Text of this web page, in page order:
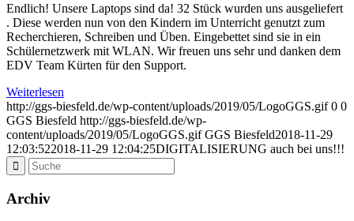
Endlich! Unsere Laptops sind da! 32 Stück wurden uns ausgeliefert
. Diese werden nun von den Kindern im Unterricht genutzt zum
Recherchieren, Schreiben und Üben. Eingebettet sind sie in ein
Schülernetzwerk mit WLAN. Wir freuen uns sehr und danken dem
EDV Team Kürten für den Support.
Weiterlesen
http://ggs-biesfeld.de/wp-content/uploads/2019/05/LogoGGS.gif 0 0
GGS Biesfeld http://ggs-biesfeld.de/wp-
content/uploads/2019/05/LogoGGS.gif GGS Biesfeld2018-11-29
12:03:522018-11-29 12:04:25DIGITALISIERUNG auch bei uns!!!
Archiv